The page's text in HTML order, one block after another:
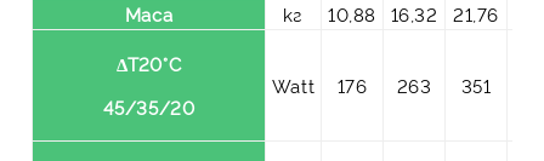
Маса
кг 10,88 16,32 21,76
ΔT20°C
45/35/20
Watt 176 263 351